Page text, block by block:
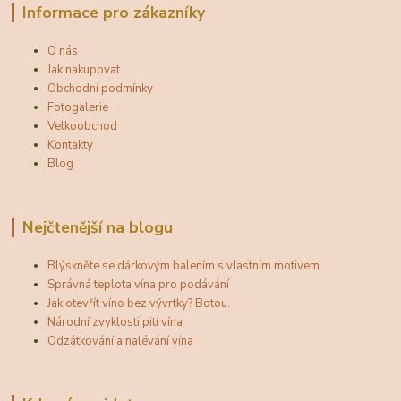
Informace pro zákazníky
O nás
Jak nakupovat
Obchodní podmínky
Fotogalerie
Velkoobchod
Kontakty
Blog
Nejčtenější na blogu
Blýskněte se dárkovým balením s vlastním motivem
Správná teplota vína pro podávání
Jak otevřít víno bez vývrtky? Botou.
Národní zvyklosti pití vína
Odzátkování a nalévání vína